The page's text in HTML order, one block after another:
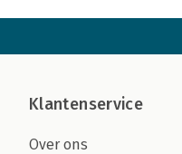
Klantenservice
Over ons